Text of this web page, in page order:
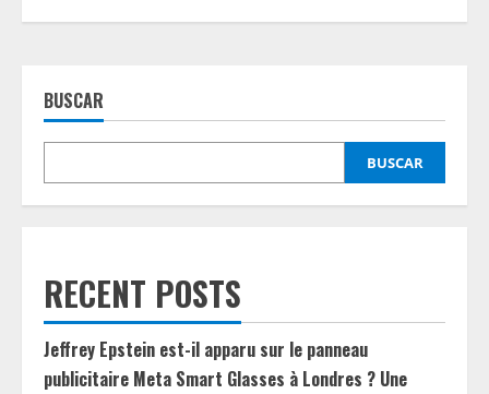
BUSCAR
BUSCAR
RECENT POSTS
Jeffrey Epstein est-il apparu sur le panneau
publicitaire Meta Smart Glasses à Londres ? Une